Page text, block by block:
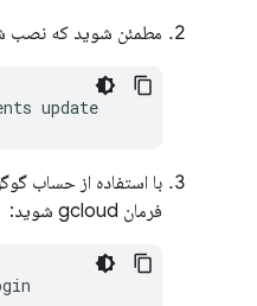
مطمئن شوید که نصب
با استفاده از حساب
فرمان gcloud شوید: